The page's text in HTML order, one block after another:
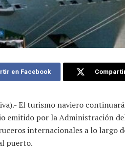
en Facebook
El turismo naviero
emitido por la Administración
internacionales a lo largo
puerto.